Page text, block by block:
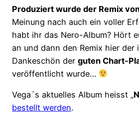
Produziert wurde der Remix
Meinung nach auch ein voller
habt ihr das Nero-Album? Hört
an und dann den Remix hier der
Dankeschön der guten Chart-
veröffentlicht wurde…
Vega´s aktuelles Album heisst „
bestellt werden.